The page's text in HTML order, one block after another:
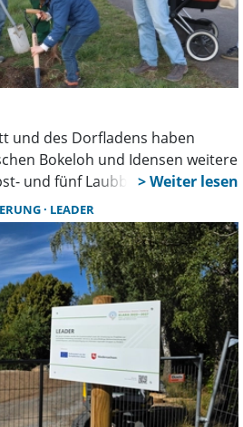
und des Dorfladens haben
Bokeloh und Idensen weitere
und fünf Laubbäume ergänzen
unterstützte die Aktion, der
LEADER